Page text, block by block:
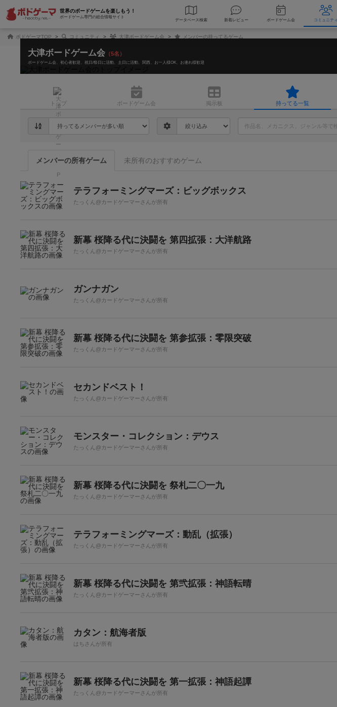
世界のボードゲームを楽しもう！
ボードゲーム専門の総合情報サイト
データベース 検索 新着レビュー ボードゲーム会
ボドゲーマTOP コミュニティ 大津ボードゲーム会 メンバーの持ってるゲーム
大津ボードゲーム会 （5名）
ボードゲーム会 初心者歓迎 祝日/祭日に活動 土日に活動 関西 お一人様OK お連れ様歓迎
トップ ボード ゲーム会 掲示板 持ってる一覧
メンバーの所有ゲーム 未所有のおすすめゲーム
テラフォーミングマーズ：ビッグボックス
たっくん@カードゲーマーさんが所有
新幕 桜降る代に決闘を 第四拡張：大洋航路
たっくん@カードゲーマーさんが所有
ガンナガン
たっくん@カードゲーマーさんが所有
新幕 桜降る代に決闘を 第参拡張：零限突破
たっくん@カードゲーマーさんが所有
セカンドベスト！
たっくん@カードゲーマーさんが所有
モンスター・コレクション：デウス
たっくん@カードゲーマーさんが所有
新幕 桜降る代に決闘を 祭札二〇一九
たっくん@カードゲーマーさんが所有
テラフォーミングマーズ：動乱（拡張）
たっくん@カードゲーマーさんが所有
新幕 桜降る代に決闘を 第弐拡張：神語転晴
たっくん@カードゲーマーさんが所有
カタン：航海者版
はちさんが所有
新幕 桜降る代に決闘を 第一拡張：神語起譚
たっくん@カードゲーマーさんが所有